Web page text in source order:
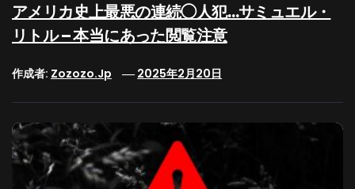
アメリカ史上最悪の連続◯人犯…サミュエル・
リトル – 本当にあった閲覧注意
作成者: Zozozo.jp 2025年2月20日